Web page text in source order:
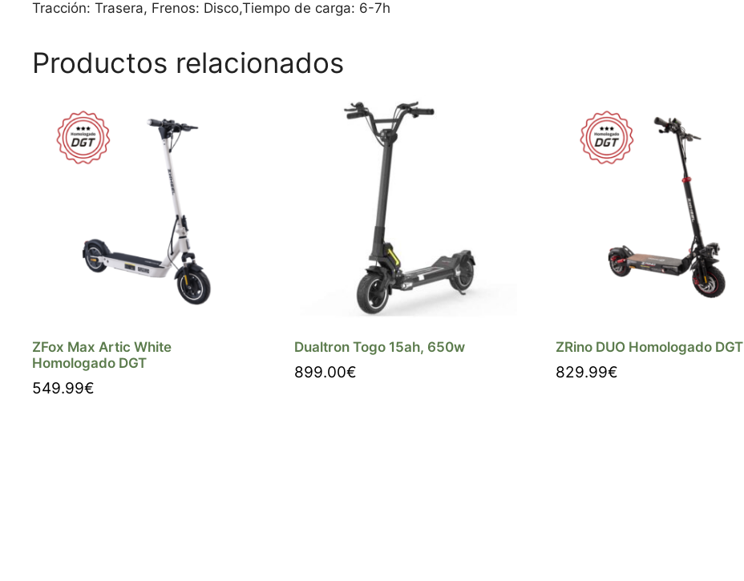
Tracción: Trasera, Frenos: Disco,Tiempo de carga: 6-7h
Productos relacionados
ZFox Max Artic White
Homologado DGT
549.99€
Dualtron Togo 15ah, 650w
899.00€
ZRino DUO Homologado DGT
829.99€